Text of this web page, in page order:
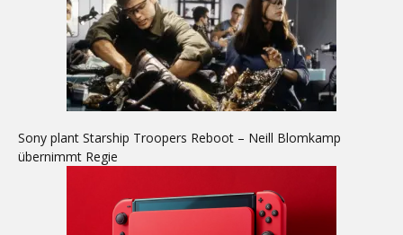
Sony plant Starship Troopers Reboot – Neill Blomkamp
übernimmt Regie